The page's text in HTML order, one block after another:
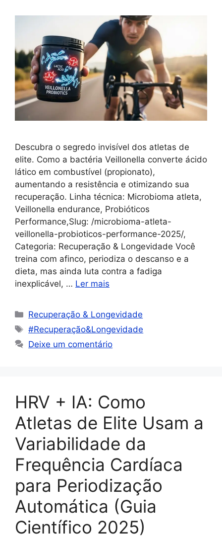
Descubra o segredo invisível dos atletas de
elite. Como a bactéria Veillonella converte ácido
lático em combustível (propionato),
aumentando a resistência e otimizando sua
recuperação. Linha técnica: Microbioma atleta,
Veillonella endurance, Probióticos
Performance,Slug: /microbioma-atleta-
veillonella-probioticos-performance-2025/,
Categoria: Recuperação & Longevidade Você
treina com afinco, periodiza o descanso e a
dieta, mas ainda luta contra a fadiga
inexplicável, … Ler mais
Recuperação & Longevidade
#Recuperação&Longevidade
Deixe um comentário
HRV + IA: Como
Atletas de Elite Usam a
Variabilidade da
Frequência Cardíaca
para Periodização
Automática (Guia
Científico 2025)